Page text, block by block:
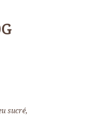
sucré,